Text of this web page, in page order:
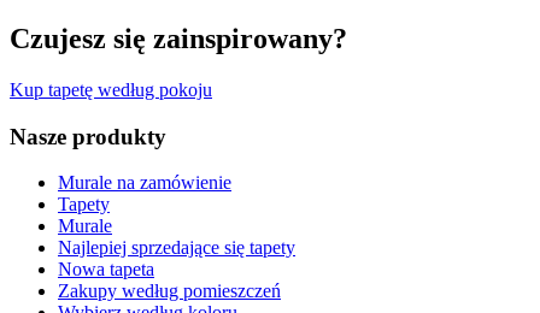
Czujesz się zainspirowany?
Kup tapetę według pokoju
Nasze produkty
Murale na zamówienie
Tapety
Murale
Najlepiej sprzedające się tapety
Nowa tapeta
Zakupy według pomieszczeń